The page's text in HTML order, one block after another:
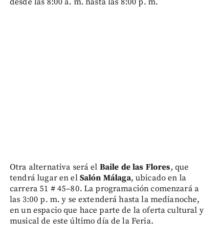
Otra alternativa será el Baile de las Flores, que
tendrá lugar en elSalón Málaga, ubicado en la
carrera 51 # 45–80. La programación comenzará a
las 3:00 p. m. y se extenderá hasta la medianoche,
en un espacio que hace parte de la oferta cultural y
musical de este último día de la Feria.